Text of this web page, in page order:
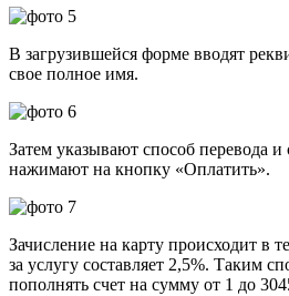
В загрузившейся форме вводят
свое полное имя.
Затем указывают способ перевода
нажимают на кнопку «Оплатить».
Зачисление на карту происходит в
за услугу составляет 2,5%. Таким
пополнять счет на сумму от 1 до